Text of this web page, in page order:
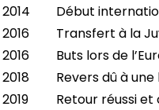
2014
Début
2016
Transfert à la
2016
Buts lors de
2018
Revers dû à
2019
Retour réussi